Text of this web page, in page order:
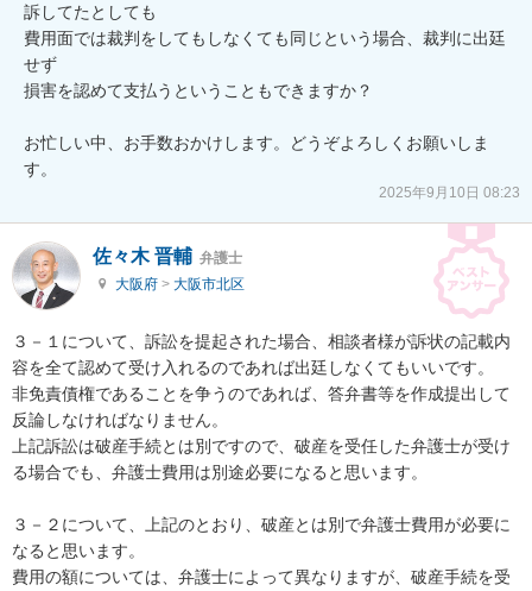
訴してたとしても
費用面では裁判をしてもしなくても同じという場合、裁判に出廷
せず
損害を認めて支払うということもできますか？
お忙しい中、お手数おかけします。どうぞよろしくお願いしま
す。
2025年9月10日 08:23
佐々木 晋輔 弁護士
大阪府 > 大阪市北区
３－１について、訴訟を提起された場合、相談者様が訴状の記載内
容を全て認めて受け入れるのであれば出廷しなくてもいいです。
非免責債権であることを争うのであれば、答弁書等を作成提出して
反論しなければなりません。
上記訴訟は破産手続とは別ですので、破産を受任した弁護士が受け
る場合でも、弁護士費用は別途必要になると思います。
３－２について、上記のとおり、破産とは別で弁護士費用が必要に
なると思います。
費用の額については、弁護士によって異なりますが、破産手続を受